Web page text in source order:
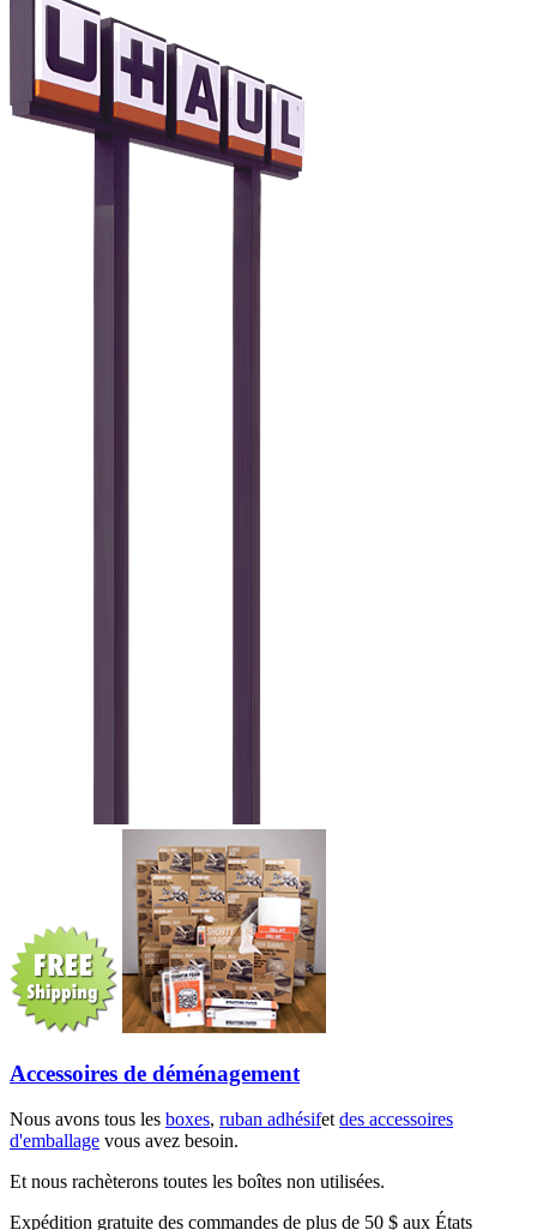
Accessoires de déménagement
Nous avons tous les boxes, ruban adhésifetdes accessoires
d'emballage vous avez besoin.
Et nous rachèterons toutes les boîtes non utilisées.
Expédition gratuite des commandes de plus de 50 $ aux États